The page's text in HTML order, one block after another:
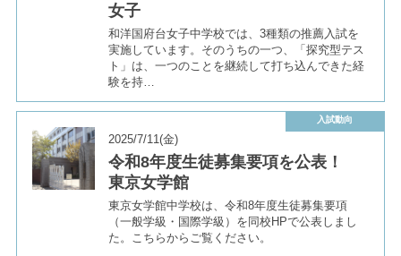
女子
和洋国府台女子中学校では、3種類の推薦入試を
実施しています。そのうちの一つ、「探究型テス
ト」は、一つのことを継続して打ち込んできた経
験を持…
入試動向
2025/7/11(金)
令和8年度生徒募集要項を公表！
東京女学館
東京女学館中学校は、令和8年度生徒募集要項
（一般学級・国際学級）を同校HPで公表しまし
た。こちらからご覧ください。